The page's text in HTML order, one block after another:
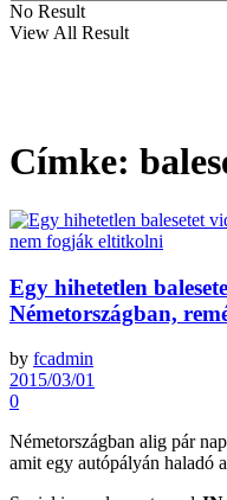
No Result
View All Result
Címke:
Egy hihetetlen
Németországban,
by fcadmin
2015/03/01
0
Németországban alig pár
amit egy autópályán haladó